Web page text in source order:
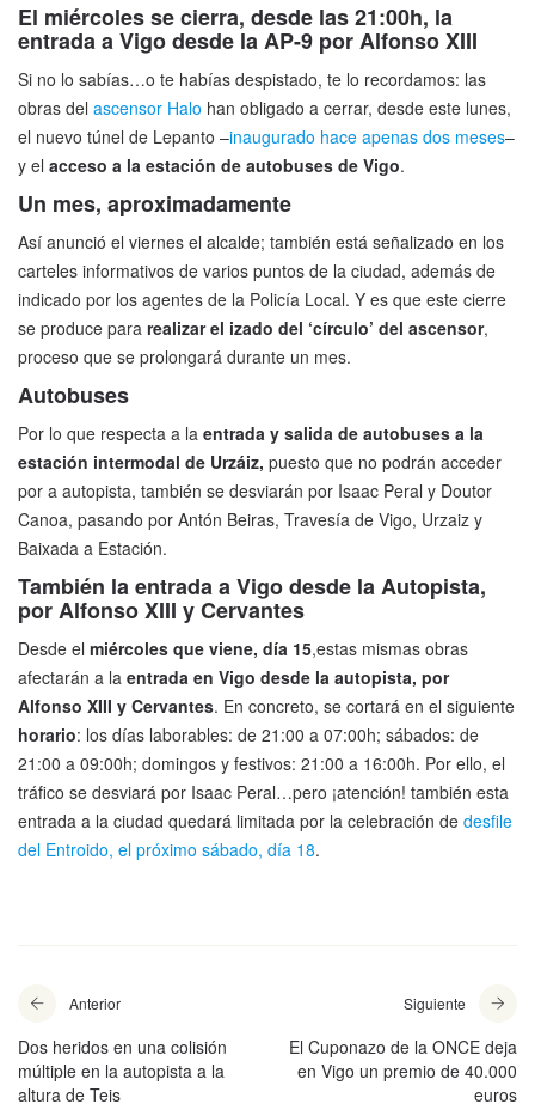
El miércoles se cierra, desde las 21:00h, la
entrada a Vigo desde la AP-9 por Alfonso XIII
Si no lo sabías…o te habías despistado, te lo recordamos: las
obras del ascensor Halo han obligado a cerrar, desde este lunes,
el nuevo túnel de Lepanto –inaugurado hace apenas dos meses–
y el acceso a la estación de autobuses de Vigo.
Un mes, aproximadamente
Así anunció el viernes el alcalde; también está señalizado en los
carteles informativos de varios puntos de la ciudad, además de
indicado por los agentes de la Policía Local. Y es que este cierre
se produce para realizar el izado del ‘círculo’ del ascensor,
proceso que se prolongará durante un mes.
Autobuses
Por lo que respecta a la entrada y salida de autobuses a la
estación intermodal de Urzáiz, puesto que no podrán acceder
por a autopista, también se desviarán por Isaac Peral y Doutor
Canoa, pasando por Antón Beiras, Travesía de Vigo, Urzaiz y
Baixada a Estación.
También la entrada a Vigo desde la Autopista,
por Alfonso XIII y Cervantes
Desde el miércoles que viene, día 15,estas mismas obras
afectarán a la entrada en Vigo desde la autopista, por
Alfonso XIII y Cervantes. En concreto, se cortará en el siguiente
horario: los días laborables: de 21:00 a 07:00h; sábados: de
21:00 a 09:00h; domingos y festivos: 21:00 a 16:00h. Por ello, el
tráfico se desviará por Isaac Peral…pero ¡atención! también esta
entrada a la ciudad quedará limitada por la celebración de desfile
del Entroido, el próximo sábado, día 18.
Anterior
Dos heridos en una colisión
múltiple en la autopista a la
altura de Teis
Siguiente
El Cuponazo de la ONCE deja
en Vigo un premio de 40.000
euros